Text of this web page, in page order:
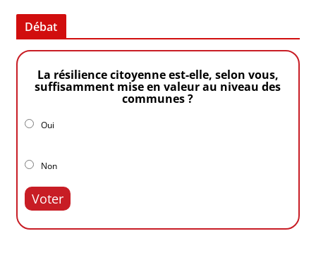
Débat
La résilience citoyenne est-elle, selon vous,
suffisamment mise en valeur au niveau des
communes ?
Oui
Non
Voter